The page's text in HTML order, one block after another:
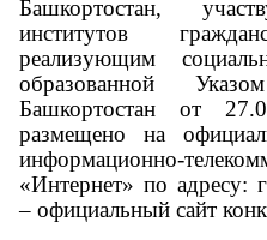
Башкортостан,
институтов
реализующим
образованной
Башкортостан от
размещено на
информационно-
«Интернет» по адресу:
– официальный сайт